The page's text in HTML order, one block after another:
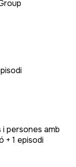
i persones amb
+ 1 episodi